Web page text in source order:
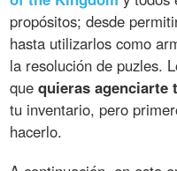
propósitos; desde
hasta utilizarlos como
la resolución de puzles.
quequieras agenciarte
tu inventario, pero
hacerlo.